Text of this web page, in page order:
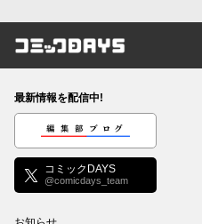
コミックDAYS
最新情報を配信中!
編集部ブログ
コミックDAYS
@comicdays_team